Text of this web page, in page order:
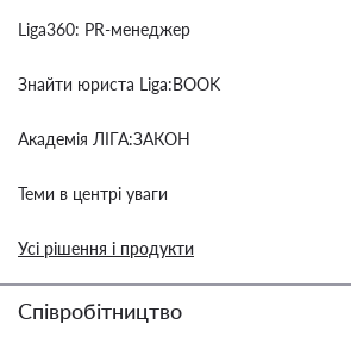
Liga360: PR-менеджер
Знайти юриста Liga:BOOK
Академія ЛІГА:ЗАКОН
Теми в центрі уваги
Усі рішення і продукти
Співробітництво